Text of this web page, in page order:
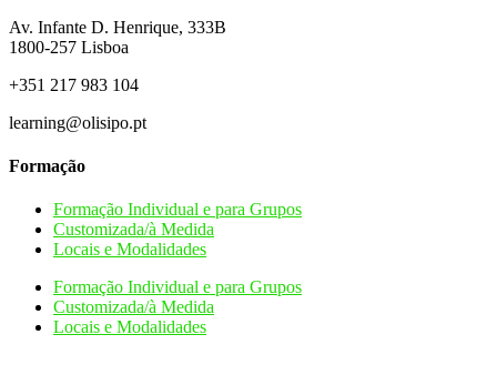
Av. Infante D. Henrique, 333B
1800-257 Lisboa
+351 217 983 104
learning@olisipo.pt
Formação
Formação Individual e para Grupos
Customizada/à Medida
Locais e Modalidades
Formação Individual e para Grupos
Customizada/à Medida
Locais e Modalidades